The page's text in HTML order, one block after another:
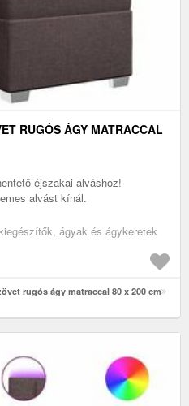
RUGÓS ÁGY MATRACCAL
éjszakai alváshoz!
alvást kínál.
ágyak és ágykeretek
rugós ágy matraccal 80 x 200 cm